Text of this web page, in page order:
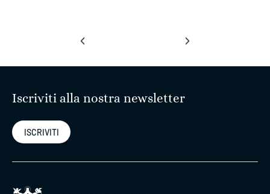
‹ ›
Iscriviti alla nostra newsletter
ISCRIVITI